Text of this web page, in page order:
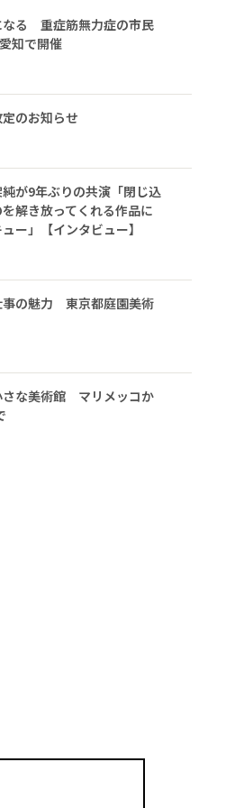
なる 重症筋無力症の市民
知で開催
のお知らせ
が9年ぶりの共演「閉じ込
解き放ってくれる作品に
ー」【インタビュー】
事の魅力 東京都庭園美術
さな美術館 マリメッコか